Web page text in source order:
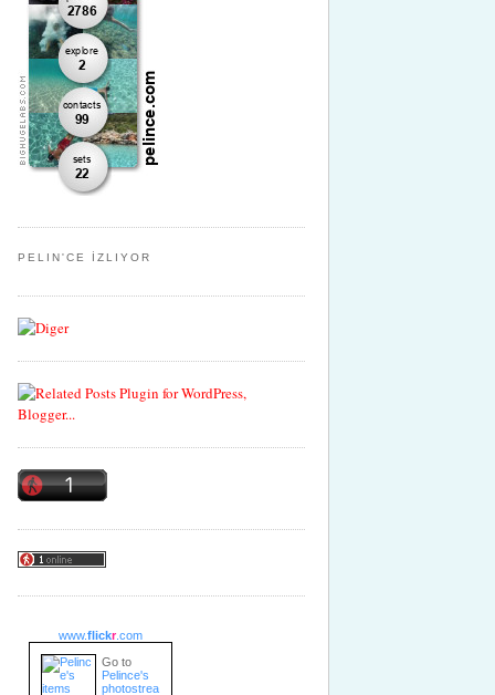
PELIN'CE İZLIYOR
www.flickr.com
Go to
Pelince's
photostrea